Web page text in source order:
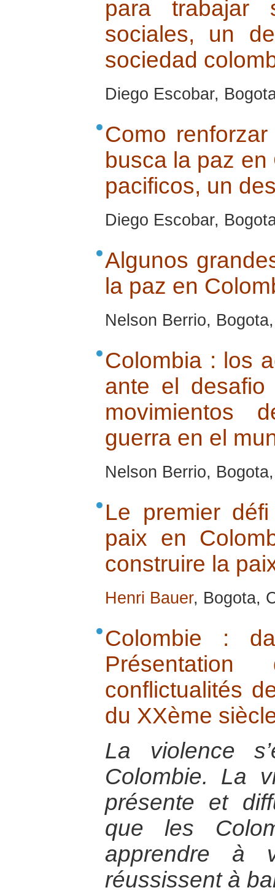
para trabajar
sociales, un
sociedad
Diego Escobar,
Como
busca la paz
pacificos, un
Diego Escobar,
Algunos
la paz en
Nelson Berrio,
Colombia : los
ante el
movimientos
guerra en el
Nelson Berrio,
Le premier
paix en
construire la
Henri Bauer, Bogota,
Colombie :
conflictualités
du XXème
La violence
Colombie. La
présente et
que les
apprendre à
réussissent à